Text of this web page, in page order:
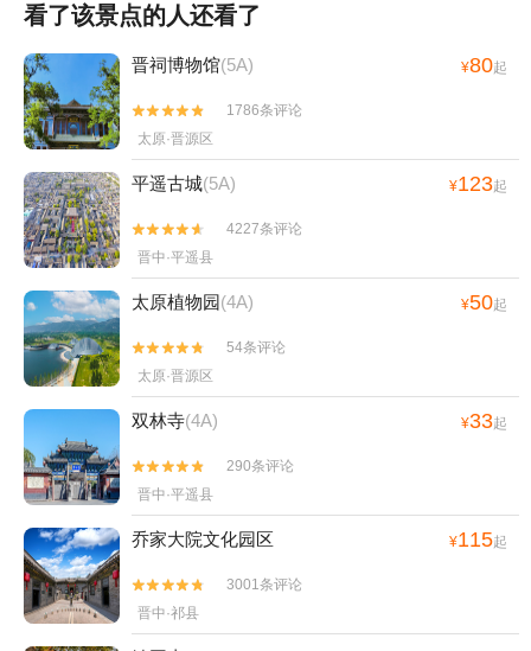
看了该景点的人还看了
晋祠博物馆(5A) ¥80起


1786条评论
太原·晋源区
平遥古城(5A) ¥123起


4227条评论
晋中·平遥县
太原植物园(4A) ¥50起


54条评论
太原·晋源区
双林寺(4A) ¥33起


290条评论
晋中·平遥县
乔家大院文化园区 ¥115起


3001条评论
晋中·祁县